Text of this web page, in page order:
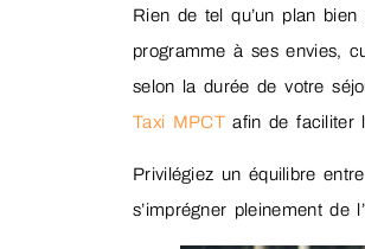
Rien de tel qu’un plan
programme à ses envies,
selon la durée de votre
Taxi MPCTafin de faciliter
Privilégiez un équilibre entre
s’imprégner pleinement de